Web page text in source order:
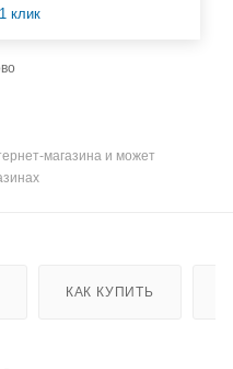
клик
магазина и может
КАК КУПИТЬ